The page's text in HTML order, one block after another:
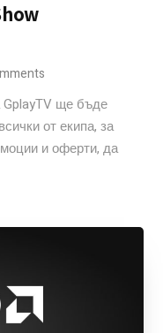
GplayTV ще бъде
от екипа, за
и оферти, да